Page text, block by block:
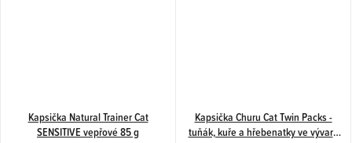
Kapsička Natural Trainer Cat
SENSITIVE vepřové 85 g
Kapsička Churu Cat Twin Packs -
tuňák, kuře a hřebenatky ve vývaru